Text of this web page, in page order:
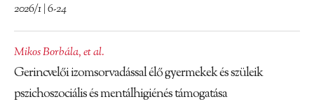
2026/1 | 6-24
Mikos Borbála,et al.
Gerincvelői izomsorvadással élő gyermekek és szüleik
pszichoszociális és mentálhigiénés támogatása